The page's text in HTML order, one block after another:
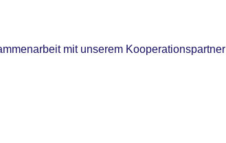
mit unserem Kooperationspartner